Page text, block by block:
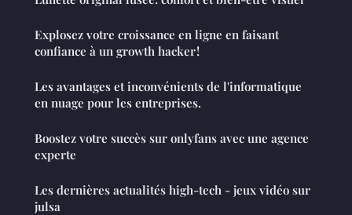
Explosez votre croissance en ligne en faisant
confiance à un growth hacker !
Les avantages et inconvénients de l'informatique
en nuage pour les entreprises.
Boostez votre succès sur onlyfans avec une agence
experte
Les dernières actualités high-tech - jeux vidéo sur
julsa